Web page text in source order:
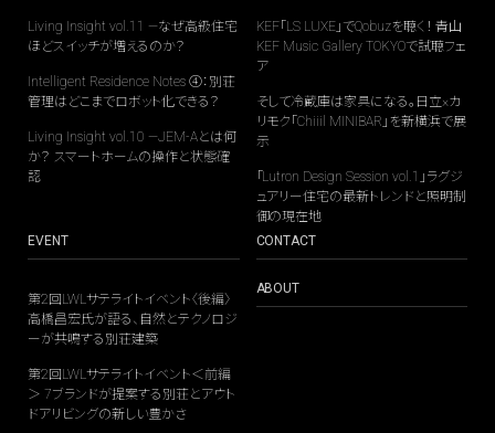
Living Insight vol.11 —なぜ高級住宅
ほどスイッチが増えるのか？
Intelligent Residence Notes ④：別荘
管理はどこまでロボット化できる？
Living Insight vol.10 —JEM-Aとは何
か？ スマートホームの操作と状態確
認
KEF「LS LUXE」でQobuzを聴く！ 青山
KEF Music Gallery TOKYOで試聴フェ
ア
そして冷蔵庫は家具になる。日立×カ
リモク「Chiiil MINIBAR」を新横浜で展
示
「Lutron Design Session vol.1」ラグジ
ュアリー住宅の最新トレンドと照明制
御の現在地
EVENT
第2回LWLサテライトイベント〈後編〉
高橋昌宏氏が語る、自然とテクノロジ
ーが共鳴する別荘建築
第2回LWLサテライトイベント＜前編
＞ 7ブランドが提案する別荘とアウト
ドアリビングの新しい豊かさ
CONTACT
ABOUT